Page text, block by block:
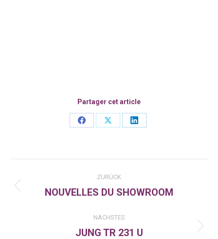
Partager cet article
Share
Share
Share
Kommentarnavigation
ZURÜCK
Vorheriger
NOUVELLES DU SHOWROOM
NÄCHSTES
Nächster
JUNG TR 231 U